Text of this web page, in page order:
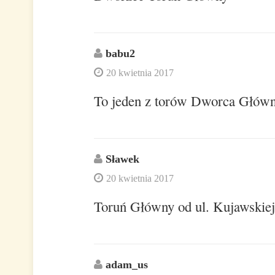
babu2
20 kwietnia 2017
To jeden z torów Dworca
Sławek
20 kwietnia 2017
Toruń Główny od ul. Kujawskiej
adam_us